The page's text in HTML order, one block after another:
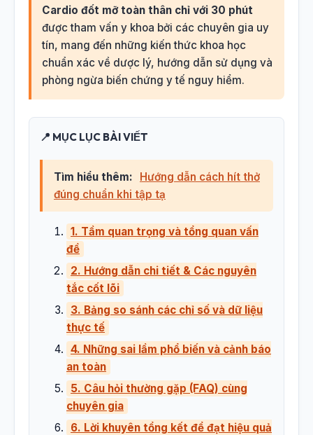
Cardio đốt mỡ toàn thân chỉ với 30 phút
được tham vấn y khoa bởi các chuyên gia uy
tín, mang đến những kiến thức khoa học
chuẩn xác về dược lý, hướng dẫn sử dụng và
phòng ngừa biến chứng y tế nguy hiểm.
📍 MỤC LỤC BÀI VIẾT
Tìm hiểu thêm:
Hướng dẫn cách hít thở
đúng chuẩn khi tập tạ
1. Tầm quan trọng và tổng quan vấn
đề
2. Hướng dẫn chi tiết & Các nguyên
tắc cốt lõi
3. Bảng so sánh các chỉ số và dữ liệu
thực tế
4. Những sai lầm phổ biến và cảnh báo
an toàn
5. Câu hỏi thường gặp (FAQ) cùng
chuyên gia
6. Lời khuyên tổng kết để đạt hiệu quả